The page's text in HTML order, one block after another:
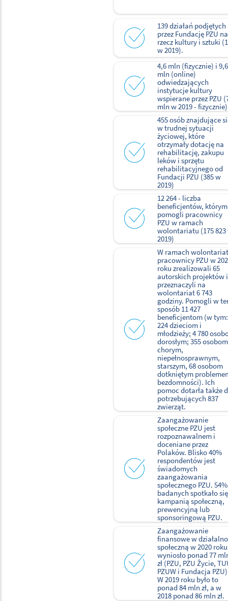
139 działań podjętych
przez Fundację PZU na
rzecz kultury i sztuki
w 2019).
4,6 mln (fizycznie) i 9,6
mln (online)
odwiedzających
instytucje kultury
wspierane przez PZU
mln w 2019 - fizycznie)
455 osób znajdujące
w trudnej sytuacji
życiowej, które
otrzymały dotację na
rehabilitację, zakupu
leków i sprzętu
rehabilitacyjnego od
Fundacji PZU (385 w
2019)
12 264 - liczba
beneficjentów, którym
pomogli pracownicy
PZU w ramach
wolontariatu (175 823
2019)
W ramach
pracownicy PZU w
roku zrealizowali 65
autorskich projektów i
przeznaczyli na
wolontariat 6 743
godziny. Pomogli w
sposób 11 427
beneficjentom (w
224 dzieciom i
młodzieży; 4 780
dorosłym; 355 osobom
chorym,
niepełnosprawnym,
starszym, 68 osobom
dotkniętym
bezdomności). Ich
pomoc dotarła także
potrzebujących 837
zwierząt.
Zaangażowanie
społeczne PZU jest
rozpoznawalnem i
doceniane przez
Polaków. Blisko 40%
respondentów jest
świadomych
zaangażowania
społecznego PZU. 54%
badanych spotkało
kampanią społeczną,
prewencyjną lub
sponsoringową PZU.
Zaangażowanie
finansowe w
społeczną w 2020 roku
wyniosło ponad 77
zł (PZU, PZU Życie,
PZUW i Fundacja
W 2019 roku było to
ponad 84 mln zł, a w
2018 ponad 86 mln zł.